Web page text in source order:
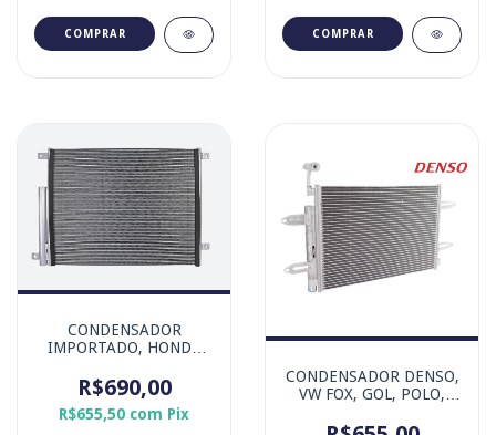
CONDENSADOR
IMPORTADO, HONDA
2021
R$690,00
R$655,50 com Pix
CONDENSADOR DENSO,
VW FOX, GOL, POLO,
SPACEFOX e VOYAGE